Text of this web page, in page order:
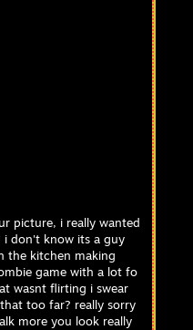
picture, i really wanted
i don't know its a guy
the kitchen making
game with a lot fo
wasnt flirting i swear
too far? really sorry
more you look really